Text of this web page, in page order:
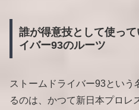
誰が得意技として使っ
イバー93のルーツ
ストームドライバー93という
るのは、かつて新日本プロレ